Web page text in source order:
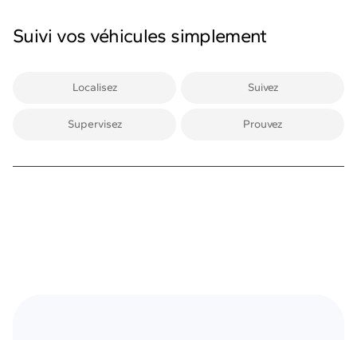
Suivi vos véhicules simplement
Localisez Suivez
Supervisez Prouvez